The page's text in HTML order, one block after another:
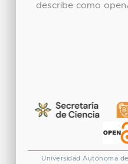
describe como
Universidad Autónoma